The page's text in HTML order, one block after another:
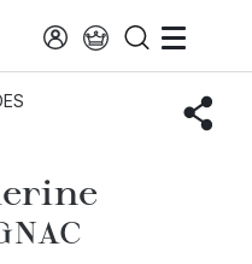
Gignac Gervais Catherine